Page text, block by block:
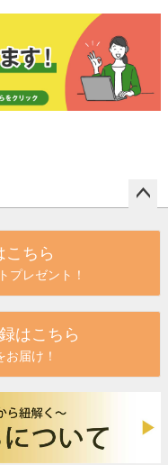
こちら
プレゼント！
はこちら
お届け！